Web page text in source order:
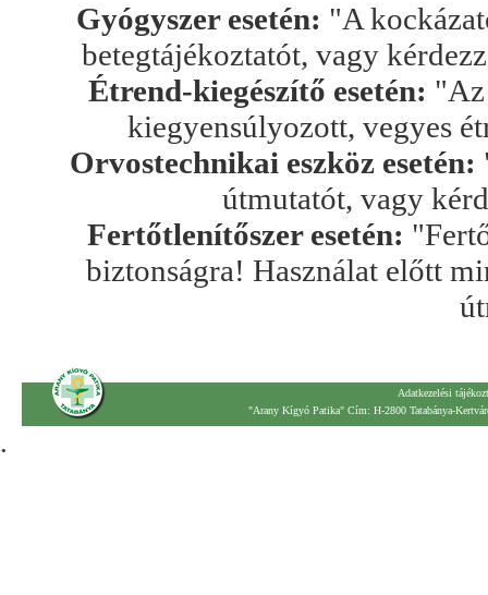
Gyógyszer esetén: "A
betegtájékoztatót, vagy
Étrend-kiegészítő esetén: "Az
kiegyensúlyozott, vegyes
Orvostechnikai eszköz esetén:
útmutatót, vagy
Fertőtlenítőszer esetén:
biztonságra! Használat előtt
Adatkezelési
"Arany Kígyó Patika" Cím: H-2800 Tatabánya-
.